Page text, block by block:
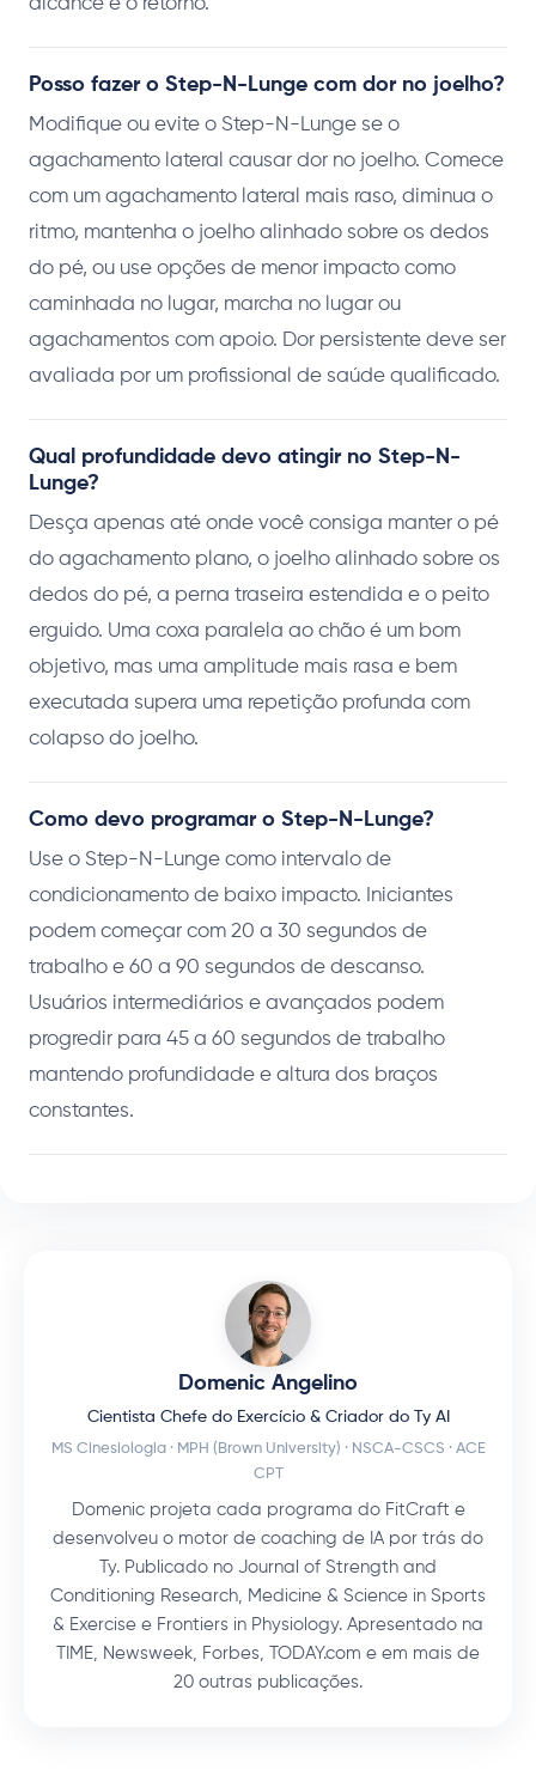
alcance e o retorno.
Posso fazer o Step-N-Lunge com dor no joelho?
Modifique ou evite o Step-N-Lunge se o
agachamento lateral causar dor no joelho. Comece
com um agachamento lateral mais raso, diminua o
ritmo, mantenha o joelho alinhado sobre os dedos
do pé, ou use opções de menor impacto como
caminhada no lugar, marcha no lugar ou
agachamentos com apoio. Dor persistente deve ser
avaliada por um profissional de saúde qualificado.
Qual profundidade devo atingir no Step-N-
Lunge?
Desça apenas até onde você consiga manter o pé
do agachamento plano, o joelho alinhado sobre os
dedos do pé, a perna traseira estendida e o peito
erguido. Uma coxa paralela ao chão é um bom
objetivo, mas uma amplitude mais rasa e bem
executada supera uma repetição profunda com
colapso do joelho.
Como devo programar o Step-N-Lunge?
Use o Step-N-Lunge como intervalo de
condicionamento de baixo impacto. Iniciantes
podem começar com 20 a 30 segundos de
trabalho e 60 a 90 segundos de descanso.
Usuários intermediários e avançados podem
progredir para 45 a 60 segundos de trabalho
mantendo profundidade e altura dos braços
constantes.
Domenic Angelino
Cientista Chefe do Exercício & Criador do Ty AI
MS Cinesiologia · MPH (Brown University) · NSCA-CSCS · ACE
CPT
Domenic projeta cada programa do FitCraft e
desenvolveu o motor de coaching de IA por trás do
Ty. Publicado no Journal of Strength and
Conditioning Research, Medicine & Science in Sports
& Exercise e Frontiers in Physiology. Apresentado na
TIME, Newsweek, Forbes, TODAY.com e em mais de
20 outras publicações.